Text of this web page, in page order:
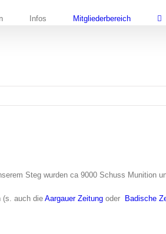
Infos Mitgliederbereich
Steg wurden ca 9000 Schuss Munition
(s. auch die Aargauer Zeitung oder Badische